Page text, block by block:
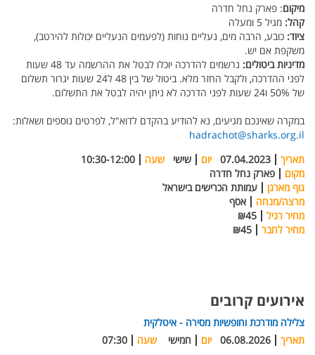
מיקום: פארק נחל חדרה
קהל: מגיל 5 ומעלה
ציוד: כובע, הרבה מים, נעליים נוחות (לפעמים הנעליים יכולות להירטב),
משקפת אם יש.
מדיניות ביטולים:
נרשמים להדרכה יוכלו לבטל את ההרשמה עד 48 שעות
לפני ההדרכה, ולקבל החזר מלא. ביטול של בין 48 ל24 שעות יגרור תשלום
של 50% ו24 שעות לפני הדרכה לא ניתן יהיה לבטל את התשלום.
במקרה שאינכם מגיעים, נא להודיע בהקדם לדוא"ל, לפרטים נוספים ושאלות:
hadrachot@sharks.org.il
תאריך
07.04.2023 יום שישי שעה
10:30-12:00
מקום
פארק נחל חדרה
גוף מארגן
עמותת הכרישים בישראל
מרצה/מנחה
אסף
מחיר רגיל
₪45
מחיר לחבר
₪45
אירועים קרובים
צלילה מודרכת וחופשיות מסירה - איטלקית
תאריך
06.08.2026 יום חמישי שעה 07:30